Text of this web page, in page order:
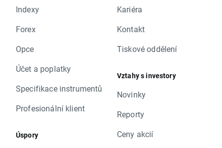
Indexy
Forex
Opce
Účet a poplatky
Specifikace instrumentů
Profesionální klient
Úspory
Kariéra
Kontakt
Tiskové oddělení
Vztahy s investory
Novinky
Reporty
Ceny akcií